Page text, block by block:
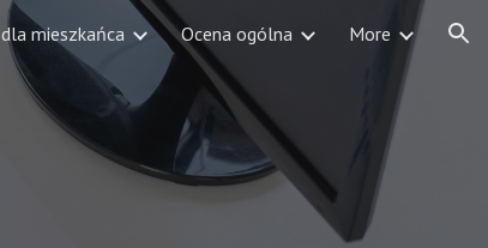
mieszkańca Ocena ogólna More